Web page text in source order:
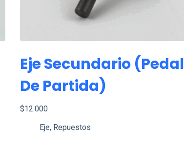
Eje Secundario (pedal
De Partida)
$12.000
Eje, Repuestos